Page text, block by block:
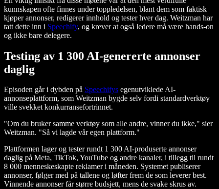
kunnskapen ofte finnes under toppledelsen, blant dem som faktisk
kjøper annonser, redigerer innhold og tester hver dag. Weitzman har
tatt dette inn i Speechify, og krever at også ledere må være hands-on
og ikke bare delegere.
Testing av 1 300 AI-genererte annonser
daglig
Episoden går i dybden på Speechifys egenutviklede AI-
annonseplattform, som Weitzman bygde selv fordi standardverktøy
ville svekket konkurransefortrinnet.
"Om du bruker samme verktøy som alle andre, vinner du ikke," sier
Weitzman. "Så vi lagde vår egen plattform."
Plattformen lager og tester rundt 1 300 AI-produserte annonser
daglig på Meta, TikTok, YouTube og andre kanaler, i tillegg til rundt
8 000 menneskeskapte reklamer i måneden. Systemet publiserer
annonser, følger med på tallene og løfter frem de som leverer best.
Vinnende annonser får større budsjett, mens de svake skrus av.